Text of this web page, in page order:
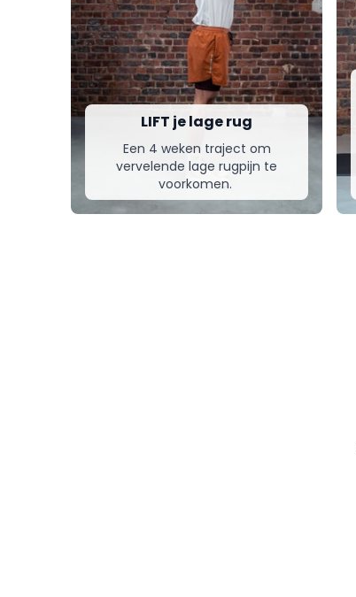
LIFT je lage rug
Een 4 weken traject om
vervelende lage rugpijn te
voorkomen.